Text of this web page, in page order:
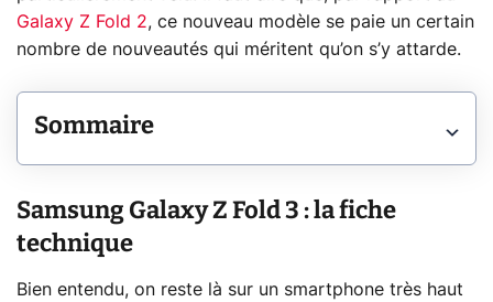
Galaxy Z Fold 2, ce nouveau modèle se paie un certain
nombre de nouveautés qui méritent qu’on s’y attarde.
Sommaire
Samsung Galaxy Z Fold 3 : la fiche
technique
Bien entendu, on reste là sur un smartphone très haut